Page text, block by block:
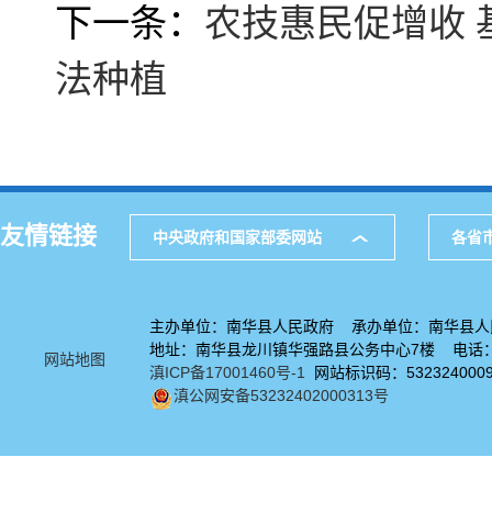
下一条： 农技惠民促增收
法种植
友情链接 中央政府和国家部委网站 各省
网站地图
主办单位：南华县人民政府 承办单位：南华县人
地址：南华县龙川镇华强路县公务中心7楼 电
滇ICP备17001460号-1
网站标识码：
滇公网安备53232402000313号